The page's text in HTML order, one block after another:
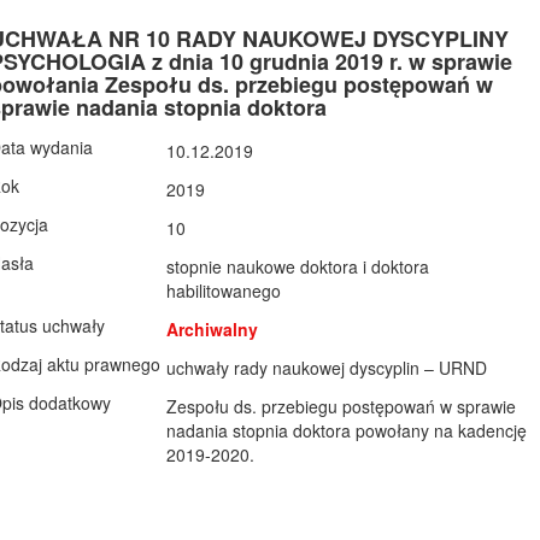
NR 10 RADY NAUKOWEJ DYSCYPLINY
z dnia 10 grudnia 2019 r. w sprawie
Zespołu ds. przebiegu postępowań w
nadania stopnia doktora
wydania
10.12.2019
2019
10
stopnie naukowe doktora i doktora
habilitowanego
uchwały
Archiwalny
aktu prawnego uchwały rady naukowej dyscyplin – URND
dodatkowy
​Zespołu ds. przebiegu postępowań w sprawie
nadania stopnia doktora powołany na kadencję
2019-2020​.